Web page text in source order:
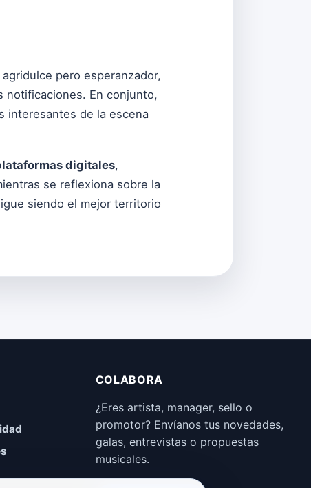
pero esperanzador,
notificaciones. En conjunto,
interesantes de la escena
digitales,
se reflexiona sobre la
siendo el mejor territorio
COLABORA
¿Eres artista, manager, sello o
promotor? Envíanos tus novedades,
galas, entrevistas o propuestas
musicales.